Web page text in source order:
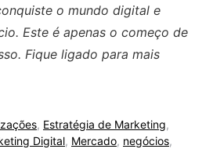
o mundo digital e
Este é apenas o começo de
Fique ligado para mais
, Estratégia de Marketing,
Digital, Mercado, negócios,